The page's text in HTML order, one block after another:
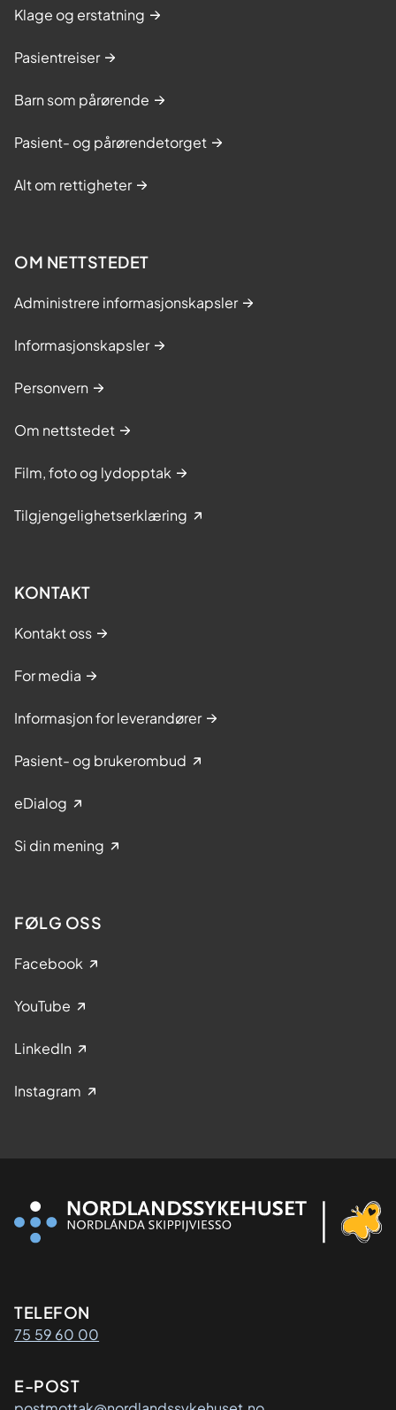
Klage og erstatning
Pasientreiser
Barn som pårørende
Pasient- og pårørendetorget
Alt om rettigheter
OM NETTSTEDET
Administrere informasjonskapsler
Informasjonskapsler
Personvern
Om nettstedet
Film, foto og lydopptak
Tilgjengelighetserklæring
KONTAKT
Kontakt oss
For media
Informasjon for leverandører
Pasient- og brukerombud
eDialog
Si din mening
FØLG OSS
Facebook
YouTube
LinkedIn
Instagram
Kontaktinformasjon
TELEFON
75 59 60 00
E-POST